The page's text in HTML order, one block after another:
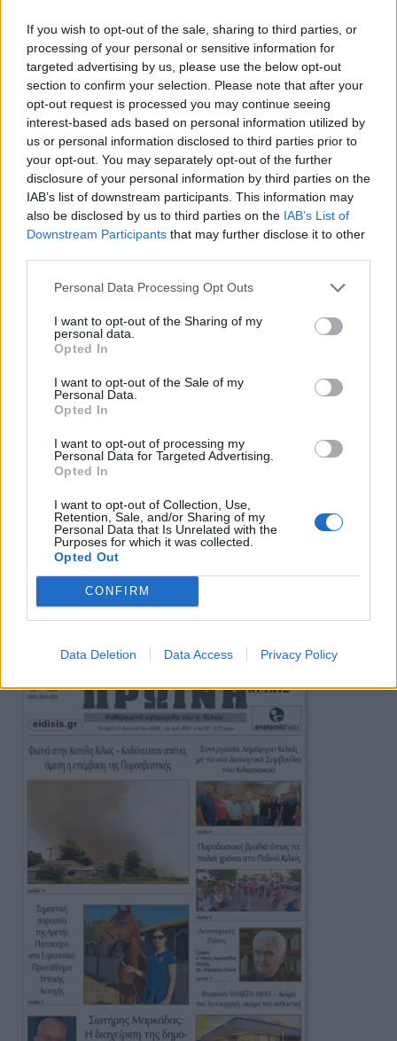
If you wish to opt-out of the sale, sharing to third parties, or
processing of your personal or sensitive information for
targeted advertising by us, please use the below opt-out
section to confirm your selection. Please note that after your
opt-out request is processed you may continue seeing
interest-based ads based on personal information utilized by
us or personal information disclosed to third parties prior to
your opt-out. You may separately opt-out of the further
disclosure of your personal information by third parties on the
IAB’s list of downstream participants. This information may
also be disclosed by us to third parties on the IAB’s List of
Downstream Participants that may further disclose it to other
Personal Data Processing Opt Outs
I want to opt-out of the Sharing of my
personal data.
Opted In
I want to opt-out of the Sale of my
Personal Data.
Opted In
I want to opt-out of processing my
Personal Data for Targeted Advertising.
Opted In
I want to opt-out of Collection, Use,
Retention, Sale, and/or Sharing of my
Personal Data that Is Unrelated with the
Purposes for which it was collected.
Opted Out
CONFIRM
Data Deletion Data Access Privacy Policy
Πρωινή